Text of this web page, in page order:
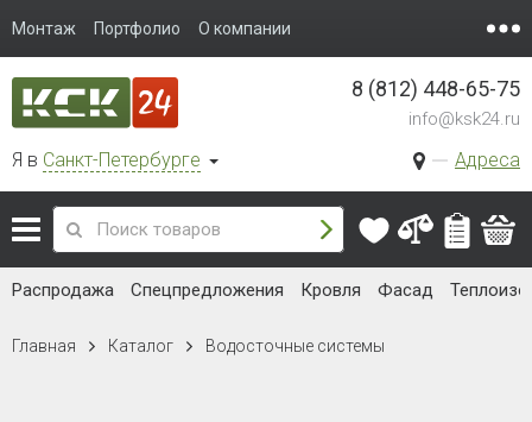
Монтаж Портфолио О компании
Я в Санкт-Петербурге Адреса
8 (812) 448-65-75
info@ksk24.ru
Распродажа Спецпредложения Кровля Фасад
Главная Каталог Водосточные системы